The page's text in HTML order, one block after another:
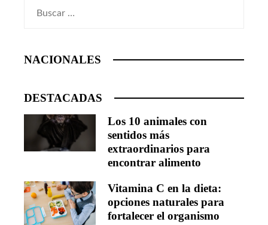
NACIONALES
DESTACADAS
Los 10 animales con
sentidos más
extraordinarios para
encontrar alimento
Vitamina C en la dieta:
opciones naturales para
fortalecer el organismo